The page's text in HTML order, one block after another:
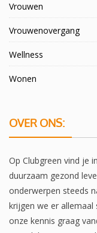
Vrouwen
Vrouwenovergang
Wellness
Wonen
OVER ONS:
Op Clubgreen vind je
duurzaam gezond
onderwerpen steeds
krijgen we er
onze kennis graag